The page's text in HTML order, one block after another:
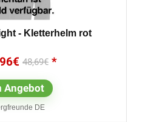
- Kletterhelm rot
€ 48,69€
Angebot
DE